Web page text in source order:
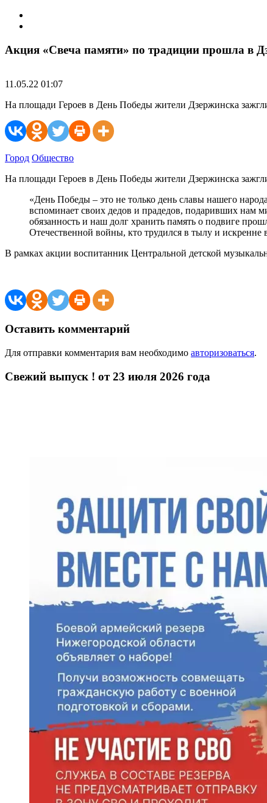
Акция «Свеча памяти» по традиции прошла в
11.05.22 01:07
На площади Героев в День Победы жители Дзержинска
Город Общество
На площади Героев в День Победы жители Дзержинска
«День Победы – это не только день славы нашего
вспоминает своих дедов и прадедов, подаривших нам
обязанность и наш долг хранить память о подвиге
Отечественной войны, кто трудился в тылу и
В рамках акции воспитанник Центральной детской
Оставить комментарий
Для отправки комментария вам необходимо авторизоваться.
Свежий выпуск ! от 23 июля 2026 года